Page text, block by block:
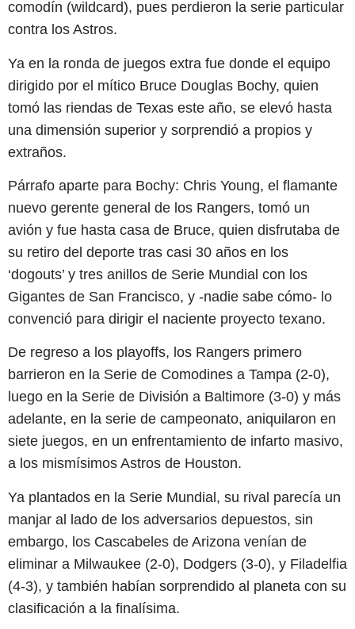
comodín (wildcard), pues perdieron la serie particular
contra los Astros.
Ya en la ronda de juegos extra fue donde el equipo
dirigido por el mítico Bruce Douglas Bochy, quien
tomó las riendas de Texas este año, se elevó hasta
una dimensión superior y sorprendió a propios y
extraños.
Párrafo aparte para Bochy: Chris Young, el flamante
nuevo gerente general de los Rangers, tomó un
avión y fue hasta casa de Bruce, quien disfrutaba de
su retiro del deporte tras casi 30 años en los
‘dogouts’ y tres anillos de Serie Mundial con los
Gigantes de San Francisco, y -nadie sabe cómo- lo
convenció para dirigir el naciente proyecto texano.
De regreso a los playoffs, los Rangers primero
barrieron en la Serie de Comodines a Tampa (2-0),
luego en la Serie de División a Baltimore (3-0) y más
adelante, en la serie de campeonato, aniquilaron en
siete juegos, en un enfrentamiento de infarto masivo,
a los mismísimos Astros de Houston.
Ya plantados en la Serie Mundial, su rival parecía un
manjar al lado de los adversarios depuestos, sin
embargo, los Cascabeles de Arizona venían de
eliminar a Milwaukee (2-0), Dodgers (3-0), y Filadelfia
(4-3), y también habían sorprendido al planeta con su
clasificación a la finalísima.